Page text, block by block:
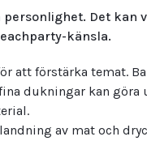
Det kan
känsla.
att förstärka temat.
dukningar kan göra
av mat och